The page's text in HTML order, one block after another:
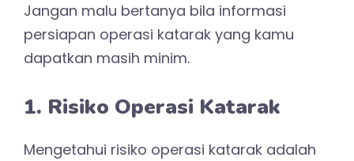
Jangan malu bertanya bila informasi
persiapan operasi katarak yang kamu
dapatkan masih minim.
1. Risiko Operasi Katarak
Mengetahui risiko operasi katarak adalah